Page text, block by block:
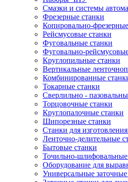
Смазки и системы
Фрезерные станки
Копировально-
Рейсмусовые станки
Фуговальные станки
Фуговально-
Круглопильные станки
Вертикальные
Комбинированные
Токарные станки
Сверлильно -
Торцовочные станки
Круглопалочные станки
Шипорезные станки
Станки для
Ленточно-делительные
Бытовые станки
Точильно-шлифовальные
Оборудование для
Универсальные заточные